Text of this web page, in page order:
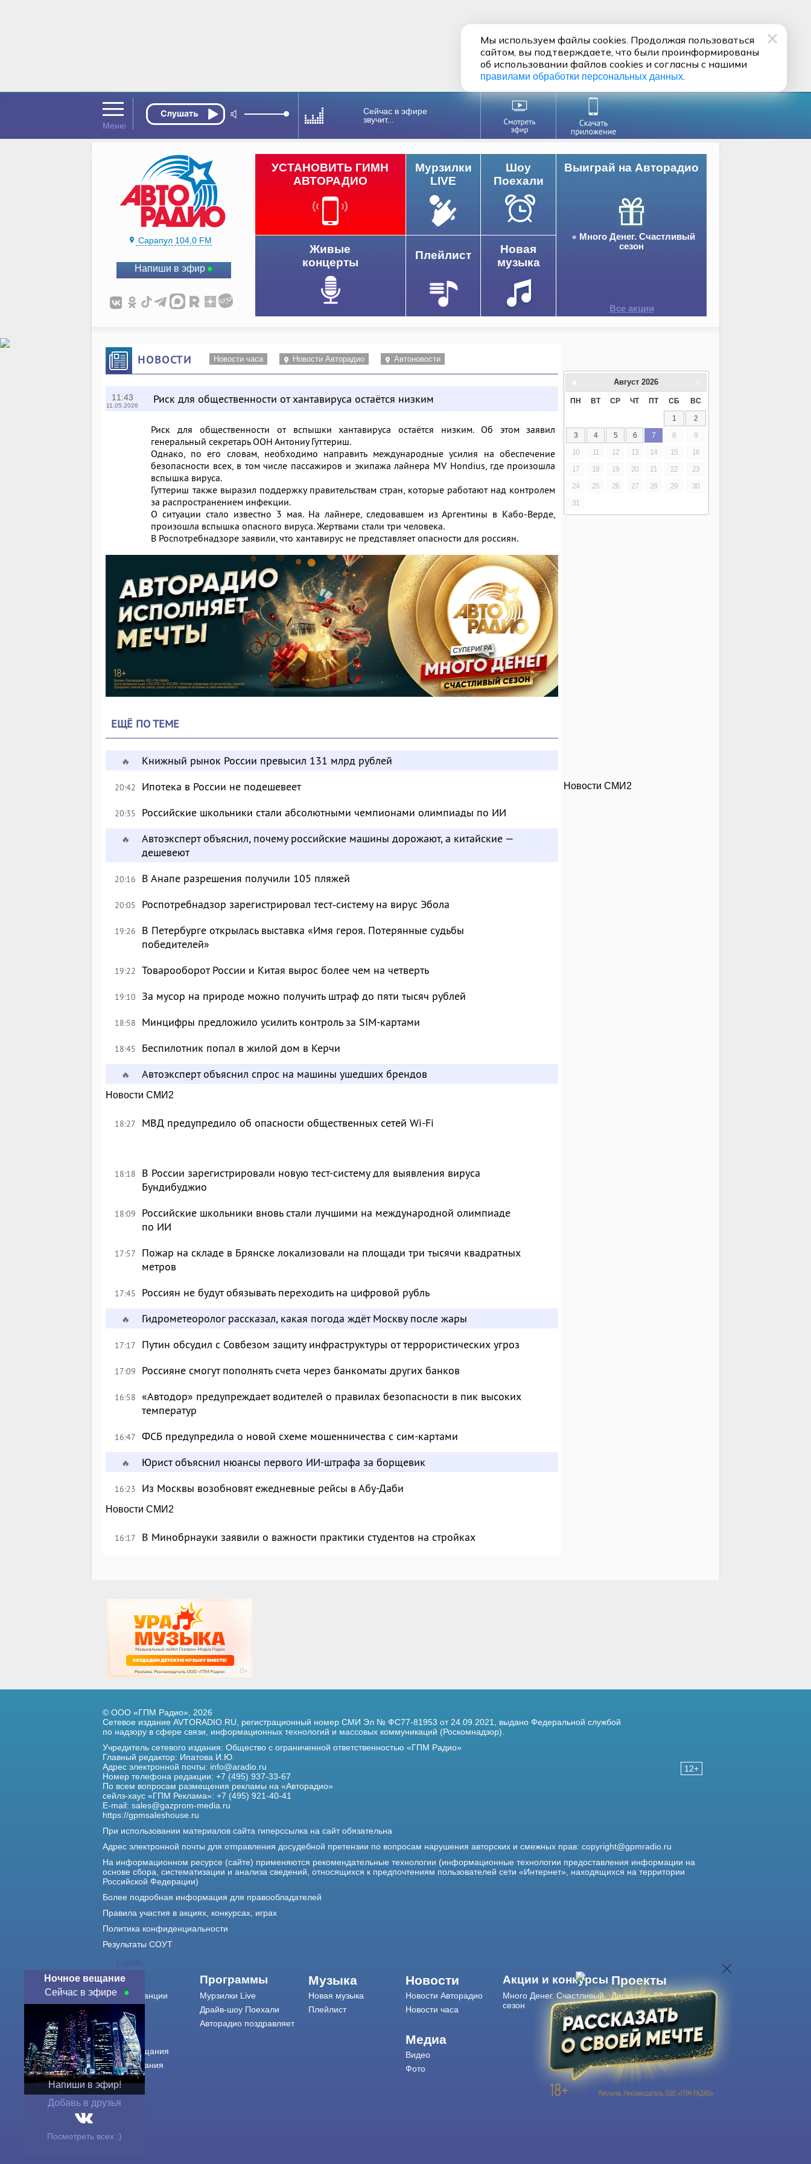
Сейчас в эфире
звучит...
Сарапул 104,0 FM
Напиши в эфир
Выиграй на Авторадио
Много Денег. Счастливый
сезон
Все акции
УСТАНОВИТЬ ГИМН
АВТОРАДИО
Мурзилки
LIVE
Шоу
Поехали
Живые
концерты
Плейлист
Новая
музыка
НОВОСТИ Новости часа Новости Авторадио Автоновости
11:43
11.05.2026 Риск для общественности от хантавируса остаётся низким
Риск для общественности от вспышки хантавируса остаётся низким. Об этом заявил
генеральный секретарь ООН Антониу Гуттериш.
Однако, по его словам, необходимо направить международные усилия на обеспечение
безопасности всех, в том числе пассажиров и экипажа лайнера MV Hondius, где произошла
вспышка вируса.
Гуттериш также выразил поддержку правительствам стран, которые работают над контролем
за распространением инфекции.
О ситуации стало известно 3 мая. На лайнере, следовавшем из Аргентины в Кабо-Верде,
произошла вспышка опасного вируса. Жертвами стали три человека.
В Роспотребнадзоре заявили, что хантавирус не представляет опасности для россиян.
ЕЩЁ ПО ТЕМЕ
🔥 Книжный рынок России превысил 131 млрд рублей
20:42 Ипотека в России не подешевеет
20:35 Российские школьники стали абсолютными чемпионами олимпиады по ИИ
🔥
Автоэксперт объяснил, почему российские машины дорожают, а китайские —
дешевеют
20:16 В Анапе разрешения получили 105 пляжей
20:05 Роспотребнадзор зарегистрировал тест‑систему на вирус Эбола
19:26
В Петербурге открылась выставка «Имя героя. Потерянные судьбы
победителей»
19:22 Товарооборот России и Китая вырос более чем на четверть
19:10 За мусор на природе можно получить штраф до пяти тысяч рублей
18:58 Минцифры предложило усилить контроль за SIM-картами
18:45 Беспилотник попал в жилой дом в Керчи
🔥 Автоэксперт объяснил спрос на машины ушедших брендов
Новости СМИ2
18:27 МВД предупредило об опасности общественных сетей Wi-Fi
18:18
В России зарегистрировали новую тест-систему для выявления вируса
Бундибуджио
18:09
Российские школьники вновь стали лучшими на международной олимпиаде
по ИИ
17:57
Пожар на складе в Брянске локализовали на площади три тысячи квадратных
метров
17:45 Россиян не будут обязывать переходить на цифровой рубль
🔥 Гидрометеоролог рассказал, какая погода ждёт Москву после жары
17:17 Путин обсудил с Совбезом защиту инфраструктуры от террористических угроз
17:09 Россияне смогут пополнять счета через банкоматы других банков
16:58 «Автодор» предупреждает водителей о правилах безопасности в пик высоких
температур
16:47 ФСБ предупредила о новой схеме мошенничества с сим-картами
🔥 Юрист объяснил нюансы первого ИИ-штрафа за борщевик
16:23 Из Москвы возобновят ежедневные рейсы в Абу-Даби
Новости СМИ2
16:17 В Минобрнауки заявили о важности практики студентов на стройках
Август 2026
ПН ВТ СР ЧТ ПТ СБ ВС
1
2
3
4 5 6 7 8
9
10
11 12 13 14 15
16
17
18 19 20 21 22
23
24
25 26 27 28 29
30
31
Новости СМИ2
Скрыть
Ночное вещание
Сейчас в эфире
Напиши в эфир!
Добавь в друзья
Посмотреть всех :)
12+
© ООО «ГПМ Радио», 2026
Сетевое издание AVTORADIO.RU, регистрационный номер СМИ Эл № ФС77-81953 от 24.09.2021, выдано Федеральной службой
по надзору в сфере связи, информационных технологий и массовых коммуникаций (Роскомнадзор).
Учредитель сетевого издания: Общество с ограниченной ответственностью «ГПМ Радио»
Главный редактор: Ипатова И.Ю.
Адрес электронной почты: info@aradio.ru
Номер телефона редакции: +7 (495) 937-33-67
По всем вопросам размещения рекламы на «Авторадио»
сейлз-хаус «ГПМ Реклама»: +7 (495) 921-40-41
E-mail: sales@gazprom-media.ru
https://gpmsaleshouse.ru
При использовании материалов сайта гиперссылка на сайт обязательна
Адрес электронной почты для отправления досудебной претензии по вопросам нарушения авторских и смежных прав: copyright@gpmradio.ru
На информационном ресурсе (сайте) применяются рекомендательные технологии (информационные технологии предоставления информации на
основе сбора, систематизации и анализа сведений, относящихся к предпочтениям пользователей сети «Интернет», находящихся на территории
Российской Федерации)
Более подробная информация для правообладателей
Правила участия в акциях, конкурсах, играх
Политика конфиденциальности
Результаты СОУТ
О нас
О радиостанции
Команда
Контакты
Реклама
Города вещания
Сетка вещания
История
Оферта
Программы
Мурзилки Live
Драйв-шоу Поехали
Авторадио поздравляет
Музыка
Новая музыка
Плейлист
Новости
Новости Авторадио
Новости часа
Медиа
Видео
Фото
Акции и конкурсы
Много Денег. Счастливый
сезон
Проекты
Дискотека 80-х
Живые концерты
Журнал Авторадио
Авторадиов смартфоне
Мы используем файлы cookies. Продолжая пользоваться
сайтом, вы подтверждаете, что были проинформированы
об использовании файлов cookies и согласны с нашими
правилами обработки персональных данных.